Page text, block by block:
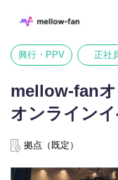
興行・PPV 正社
mellow-fan
オンライン
拠点（既定）